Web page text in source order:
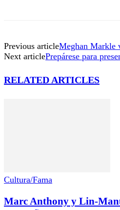
Previous articleMeghan Markle
Next articlePrepárese para
RELATED ARTICLES
Cultura/Fama
Marc Anthony y Lin-